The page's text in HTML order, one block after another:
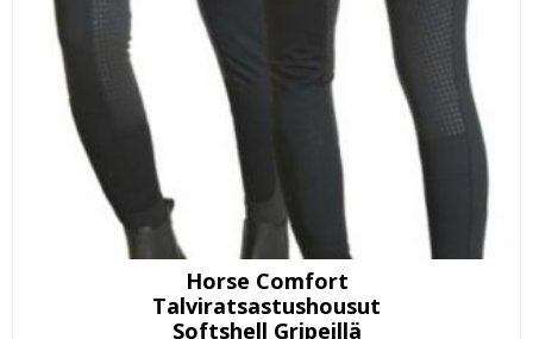
Horse Comfort
Talviratsastushousut
Softshell Gripeillä